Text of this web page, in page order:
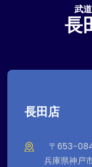
武
長
長田店
〒653-
兵庫県神戸